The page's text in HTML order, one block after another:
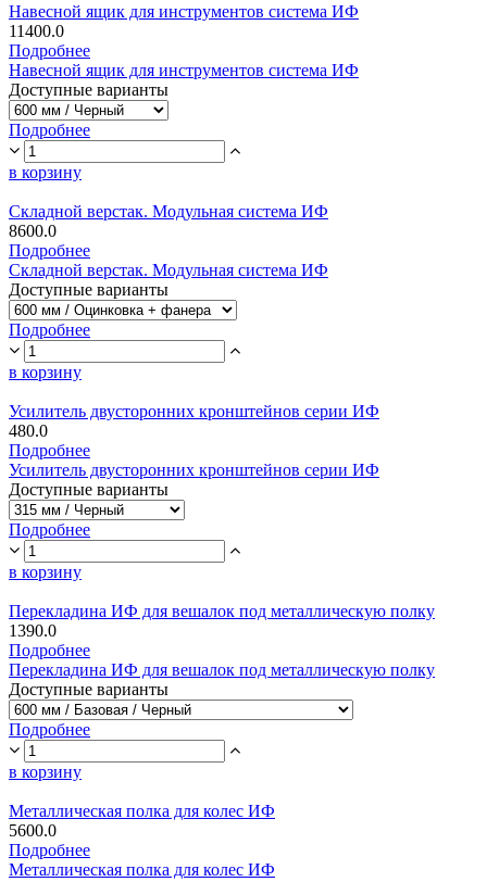
Навесной ящик для инструментов система ИФ
11400.0
Подробнее
Навесной ящик для инструментов система ИФ
Доступные варианты
Подробнее
в корзину
Складной верстак. Модульная система ИФ
8600.0
Подробнее
Складной верстак. Модульная система ИФ
Доступные варианты
Подробнее
в корзину
Усилитель двусторонних кронштейнов серии ИФ
480.0
Подробнее
Усилитель двусторонних кронштейнов серии ИФ
Доступные варианты
Подробнее
в корзину
Перекладина ИФ для вешалок под металлическую полку
1390.0
Подробнее
Перекладина ИФ для вешалок под металлическую полку
Доступные варианты
Подробнее
в корзину
Металлическая полка для колес ИФ
5600.0
Подробнее
Металлическая полка для колес ИФ